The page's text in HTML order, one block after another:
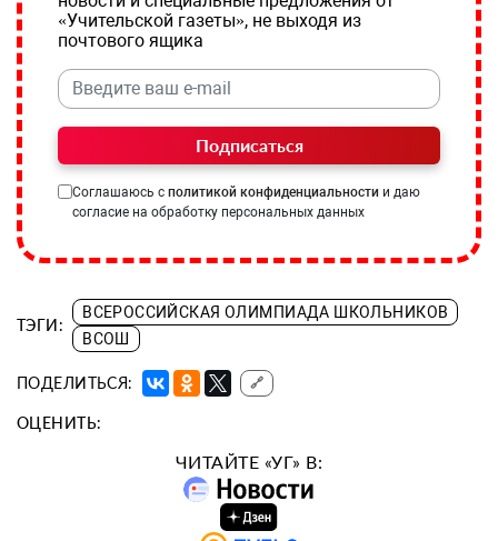
«Учительской газеты», не выходя из
почтового ящика
Подписаться
Соглашаюсь с политикой конфиденциальности и даю
согласие на обработку персональных данных
ТЭГИ:
ВСЕРОССИЙСКАЯ ОЛИМПИАДА ШКОЛЬНИКОВ
ВСОШ
ПОДЕЛИТЬСЯ: 🔗
ОЦЕНИТЬ:
ЧИТАЙТЕ «УГ» В: